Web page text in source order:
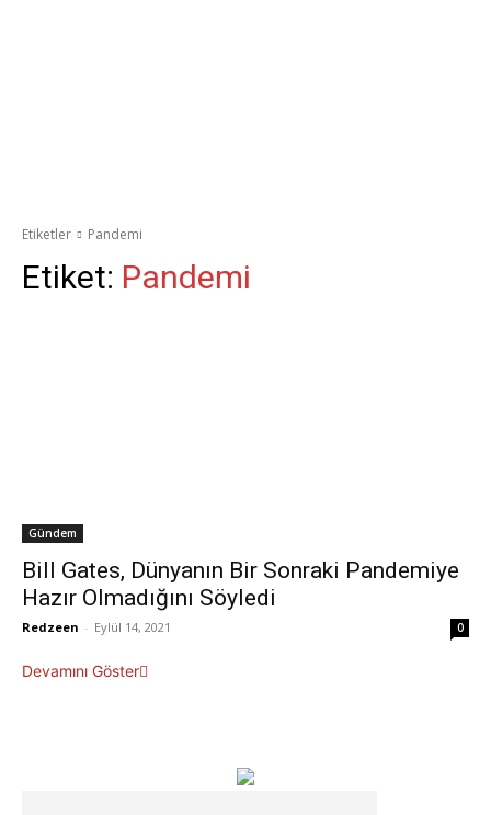
Etiketler Pandemi
Etiket: Pandemi
Gündem
Bill Gates, Dünyanın Bir Sonraki Pandemiye
Hazır Olmadığını Söyledi
Redzeen - Eylül 14, 2021 0
Devamını Göster